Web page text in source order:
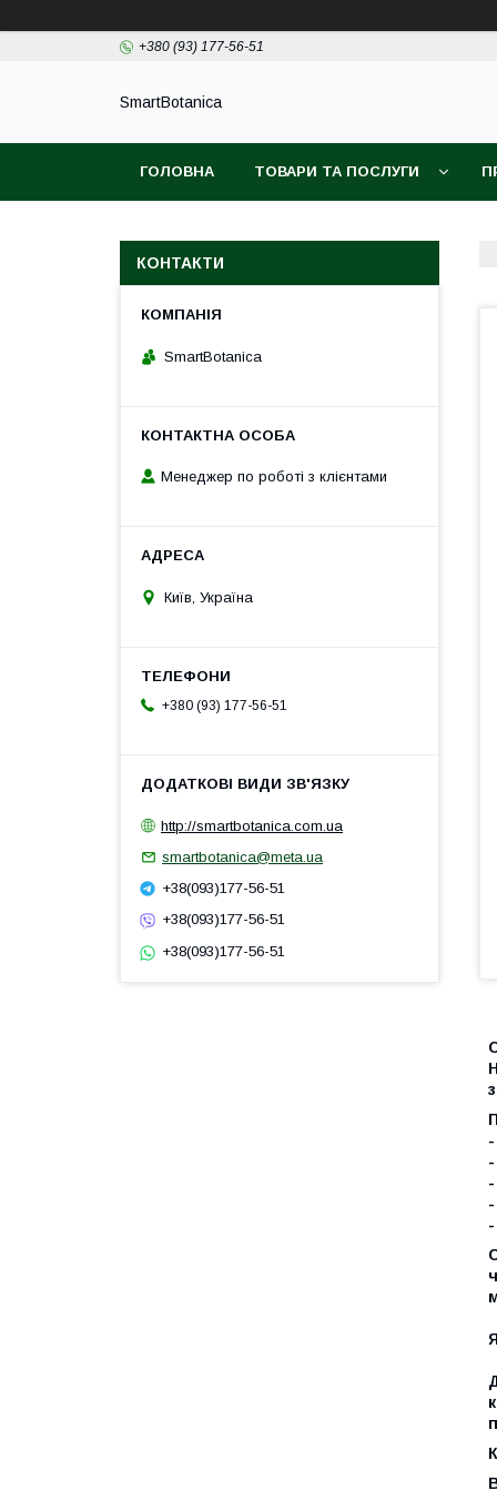
+380 (93) 177-56-51
SmartBotanica
ГОЛОВНА ТОВАРИ ТА ПОСЛУГИ
-
КОНТАКТИ
SmartBotanica
Менеджер по роботі з клієнтами
Київ, Україна
+380 (93) 177-56-51
http://smartbotanica.com.ua
smartbotanica@meta.ua
+38(093)177-56-51
+38(093)177-56-51
+38(093)177-56-51